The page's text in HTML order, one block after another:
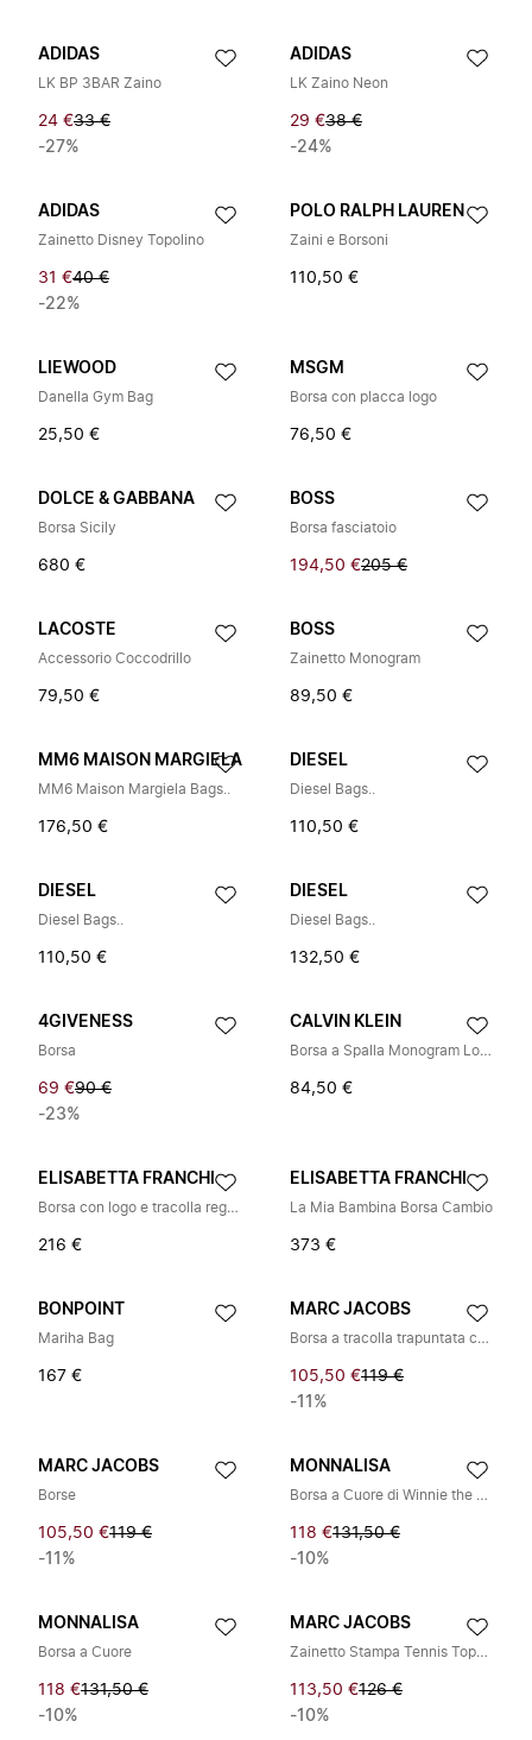
ADIDAS
LK BP 3BAR Zaino
24 €33 €
-27%
ADIDAS
LK Zaino Neon
29 €38 €
-24%
ADIDAS
Zainetto Disney Topolino
31 €40 €
-22%
POLO RALPH LAUREN
Zaini e Borsoni
110,50 €
LIEWOOD
Danella Gym Bag
25,50 €
MSGM
Borsa con placca logo
76,50 €
DOLCE & GABBANA
Borsa Sicily
680 €
BOSS
Borsa fasciatoio
194,50 €205 €
LACOSTE
Accessorio Coccodrillo
79,50 €
BOSS
Zainetto Monogram
89,50 €
MM6 MAISON MARGIELA
MM6 Maison Margiela Bags..
176,50 €
DIESEL
Diesel Bags..
110,50 €
DIESEL
Diesel Bags..
110,50 €
DIESEL
Diesel Bags..
132,50 €
4GIVENESS
Borsa
69 €90 €
-23%
CALVIN KLEIN
Borsa a Spalla Monogram Logo
84,50 €
ELISABETTA FRANCHI
Borsa con logo e tracolla regolabile
216 €
ELISABETTA FRANCHI
La Mia Bambina Borsa Cambio
373 €
BONPOINT
Mariha Bag
167 €
MARC JACOBS
Borsa a tracolla trapuntata con logo
105,50 €119 €
-11%
MARC JACOBS
Borse
105,50 €119 €
-11%
MONNALISA
Borsa a Cuore di Winnie the Pooh
118 €131,50 €
-10%
MONNALISA
Borsa a Cuore
118 €131,50 €
-10%
MARC JACOBS
Zainetto Stampa Tennis Topolino
113,50 €126 €
-10%